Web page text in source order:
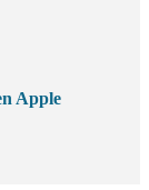
Apple